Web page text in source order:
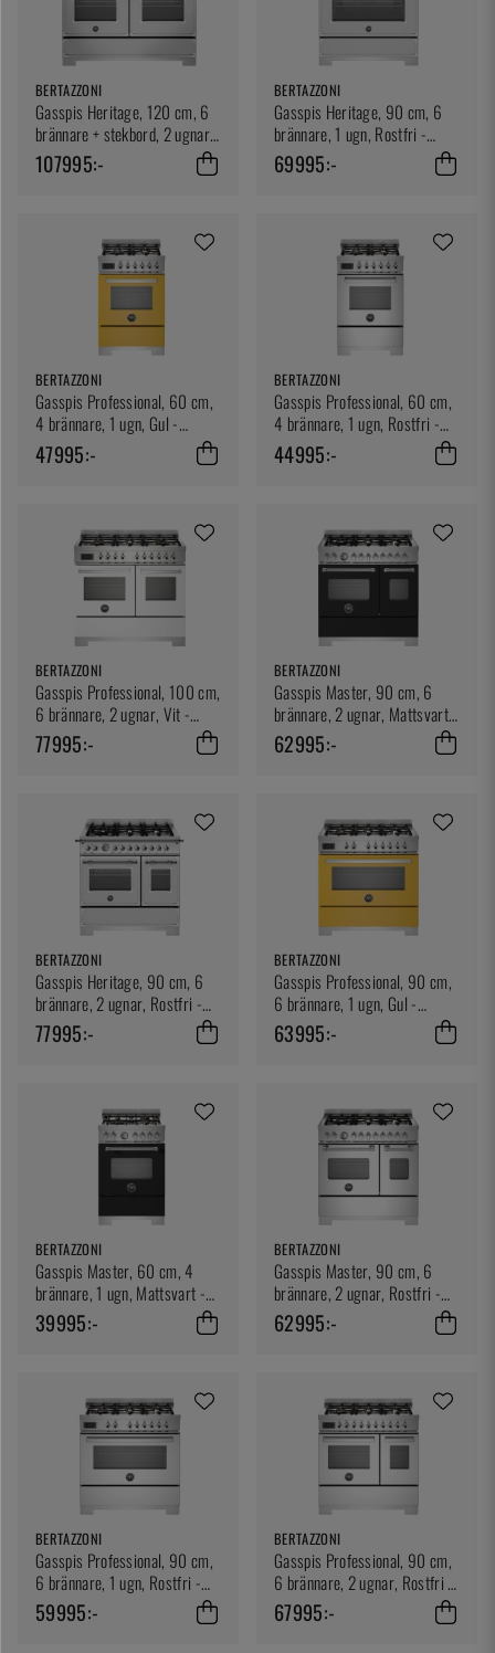
BERTAZZONI
Gasspis Heritage, 120 cm, 6
brännare + stekbord, 2 ugnar,
Rostfri - Bertazzoni
107995:-
BERTAZZONI
Gasspis Heritage, 90 cm, 6
brännare, 1 ugn, Rostfri -
Bertazzoni
69995:-
BERTAZZONI
Gasspis Professional, 60 cm,
4 brännare, 1 ugn, Gul -
Bertazzoni
47995:-
BERTAZZONI
Gasspis Professional, 60 cm,
4 brännare, 1 ugn, Rostfri -
Bertazzoni
44995:-
BERTAZZONI
Gasspis Professional, 100 cm,
6 brännare, 2 ugnar, Vit -
Bertazzoni
77995:-
BERTAZZONI
Gasspis Master, 90 cm, 6
brännare, 2 ugnar, Mattsvart -
Bertazzoni
62995:-
BERTAZZONI
Gasspis Heritage, 90 cm, 6
brännare, 2 ugnar, Rostfri -
Bertazzoni
77995:-
BERTAZZONI
Gasspis Professional, 90 cm,
6 brännare, 1 ugn, Gul -
Bertazzoni
63995:-
BERTAZZONI
Gasspis Master, 60 cm, 4
brännare, 1 ugn, Mattsvart -
Bertazzoni
39995:-
BERTAZZONI
Gasspis Master, 90 cm, 6
brännare, 2 ugnar, Rostfri -
Bertazzoni
62995:-
BERTAZZONI
Gasspis Professional, 90 cm,
6 brännare, 1 ugn, Rostfri -
Bertazzoni
59995:-
BERTAZZONI
Gasspis Professional, 90 cm,
6 brännare, 2 ugnar, Rostfri -
Bertazzoni
67995:-